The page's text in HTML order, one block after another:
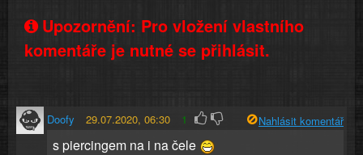
Upozornění: Pro vložení vlastního
komentáře je nutné se přihlásit.
Doofy 29.07.2020, 06:30 1 Nahlásit komentář
s piercingem na i na čele